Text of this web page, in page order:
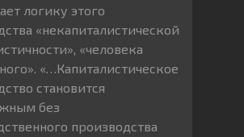
логику этого
«некапиталистической
«человека
«…Капиталистическое
становится
без
производства